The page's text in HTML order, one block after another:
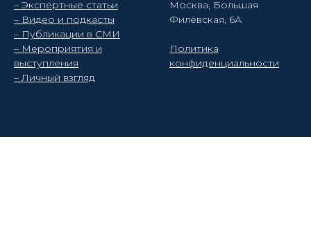
– Экспертные статьи
– Видео и подкасты
– Публикации в СМИ
– Мероприятия и
выступления
– Личный взгляд
Москва, Большая
Филёвская, 6А
Политика
конфиденциальности